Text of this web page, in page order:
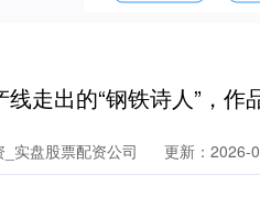
走出的“钢铁诗人”，作
实盘股票配资公司 更新：2026-